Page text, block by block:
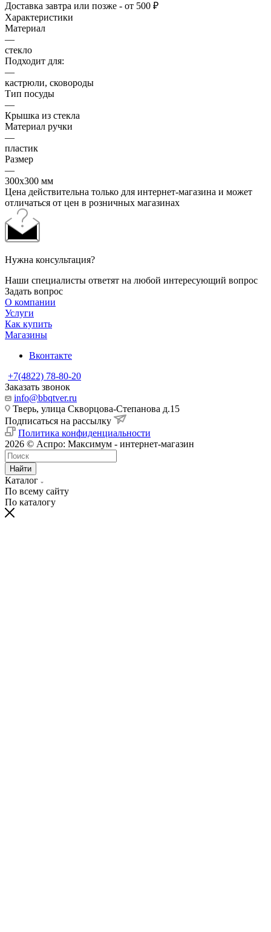
Доставка завтра или позже - от 500 ₽
Характеристики
Материал
—
стекло
Подходит для:
—
кастрюли, сковороды
Тип посуды
—
Крышка из стекла
Материал ручки
—
пластик
Размер
—
300x300 мм
Цена действительна только для интернет-магазина и может
отличаться от цен в розничных магазинах
Нужна консультация?
Наши специалисты ответят на любой интересующий вопрос
Задать вопрос
О компании
Услуги
Как купить
Магазины
Вконтакте
+7(4822) 78-80-20
Заказать звонок
info@bbqtver.ru
Тверь, улица Скворцова-Степанова д.15
Подписаться на рассылку
Политика конфиденциальности
2026 © Аспро: Максимум - интернет-магазин
Найти
Каталог
По всему сайту
По каталогу